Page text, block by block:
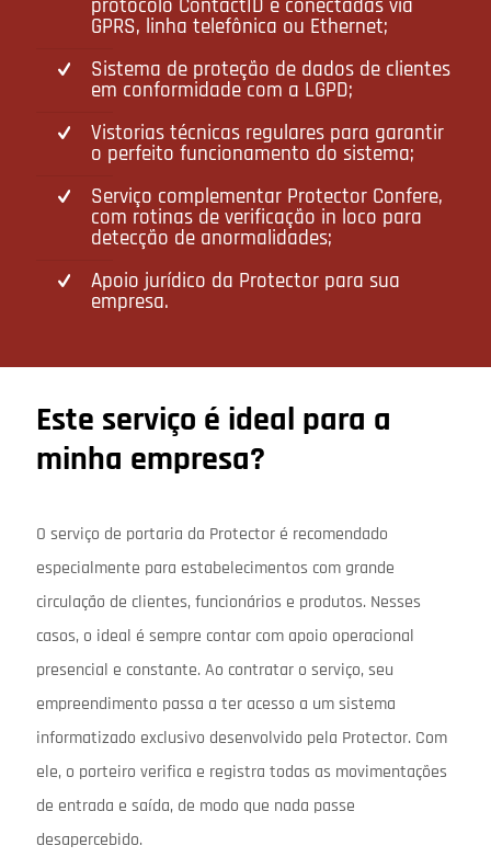
protocolo ContactID e conectadas via
GPRS, linha telefônica ou Ethernet;
Sistema de proteção de dados de clientes
em conformidade com a LGPD;
Vistorias técnicas regulares para garantir
o perfeito funcionamento do sistema;
Serviço complementar Protector Confere,
com rotinas de verificação in loco para
detecção de anormalidades;
Apoio jurídico da Protector para sua
empresa.
Este serviço é ideal para a
minha empresa?
O serviço de portaria da Protector é recomendado
especialmente para estabelecimentos com grande
circulação de clientes, funcionários e produtos. Nesses
casos, o ideal é sempre contar com apoio operacional
presencial e constante. Ao contratar o serviço, seu
empreendimento passa a ter acesso a um sistema
informatizado exclusivo desenvolvido pela Protector. Com
ele, o porteiro verifica e registra todas as movimentações
de entrada e saída, de modo que nada passe
desapercebido.